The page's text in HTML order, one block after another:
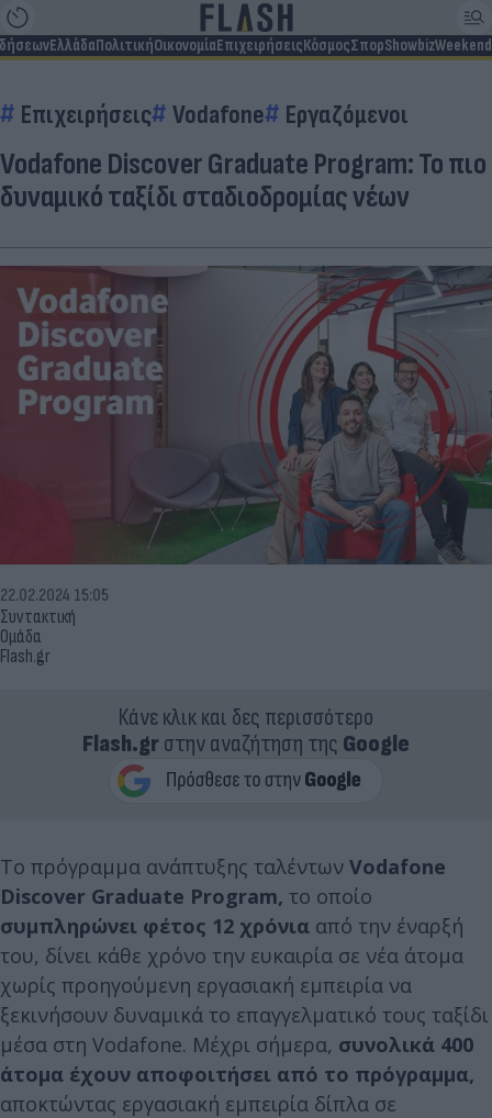
ΕλλάδαΠολιτικήΟικονομίαΕπιχειρήσειςΚόσμοςΣπορShowbizWeekend
Επιχειρήσεις Vodafone Εργαζόμενοι
Vodafone Discover Graduate Program: Το πιο
δυναμικό ταξίδι σταδιοδρομίας νέων
Συντακτική
Ομάδα
Flash.gr
22.02.2024 15:05
Κάνε κλικ και δες περισσότερο
Flash.grστην αναζήτηση της Google
Το πρόγραμμα ανάπτυξης ταλέντων Vodafone
Discover Graduate Program, το οποίο
συμπληρώνει φέτος 12 χρόνια από την έναρξή
του, δίνει κάθε χρόνο την ευκαιρία σε νέα άτομα
χωρίς προηγούμενη εργασιακή εμπειρία να
ξεκινήσουν δυναμικά το επαγγελματικό τους ταξίδι
μέσα στη Vodafone. Μέχρι σήμερα, συνολικά 400
άτομα έχουν αποφοιτήσει από το πρόγραμμα,
αποκτώντας εργασιακή εμπειρία δίπλα σε